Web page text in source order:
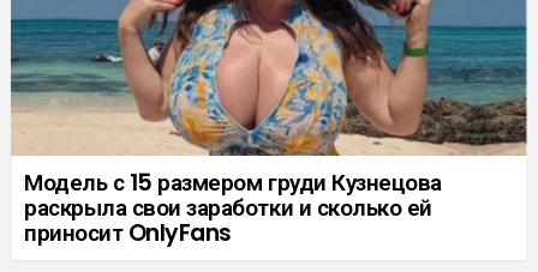
Модель с 15 размером груди Кузнецова
раскрыла свои заработки и сколько ей
приносит OnlyFans